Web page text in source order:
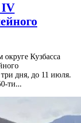
IV
Кузбасса
дня, до 11 июля.
ти...